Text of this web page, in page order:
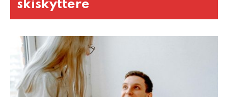
skiskyttere